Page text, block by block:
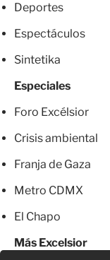
Deportes
Espectáculos
Sintetika
Especiales
Foro Excélsior
Crisis ambiental
Franja de Gaza
Metro CDMX
El Chapo
Más Excelsior